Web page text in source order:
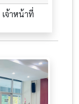
เจ้าหน้าที่